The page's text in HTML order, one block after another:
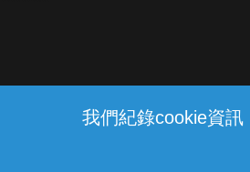
我們紀錄cookie資